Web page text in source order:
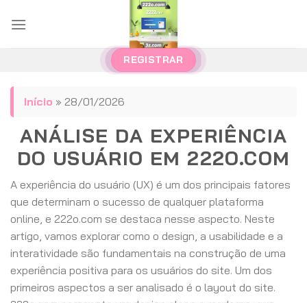
para
REGISTRAR
Início » 28/01/2026
ANÁLISE DA EXPERIÊNCIA
DO USUÁRIO EM 222O.COM
A experiência do usuário (UX) é um dos principais fatores
que determinam o sucesso de qualquer plataforma
online, e 222o.com se destaca nesse aspecto. Neste
artigo, vamos explorar como o design, a usabilidade e a
interatividade são fundamentais na construção de uma
experiência positiva para os usuários do site. Um dos
primeiros aspectos a ser analisado é o layout do site.